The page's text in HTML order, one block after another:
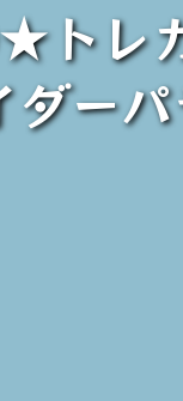
レ
ダー